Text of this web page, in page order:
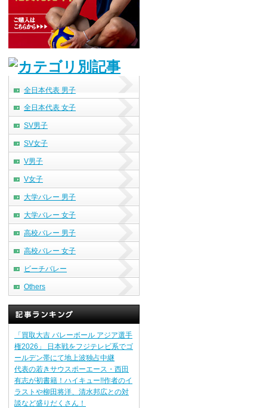
全日本代表 男子
全日本代表 女子
SV男子
SV女子
V男子
V女子
大学バレー 男子
大学バレー 女子
高校バレー 男子
高校バレー 女子
ビーチバレー
Others
「買取大吉 バレーボール アジア選手
権2026」 日本戦をフジテレビ系でゴ
ールデン帯にて地上波独占中継
代表の若きサウスポーエース・西田
有志が初書籍！ハイキュー!!作者のイ
ラストや柳田将洋、清水邦広との対
談など盛りだくさん！